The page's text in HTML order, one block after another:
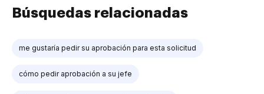
Búsquedas relacionadas
me gustaría pedir su aprobación para esta solicitud
cómo pedir aprobación a su jefe